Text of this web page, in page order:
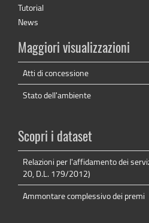
Tutorial
News
Maggiori visualizzazioni
Atti di concessione
Stato dell'ambiente
Scopri i dataset
Relazioni per l'affidamento dei
20, D.L. 179/2012)
Ammontare complessivo dei premi